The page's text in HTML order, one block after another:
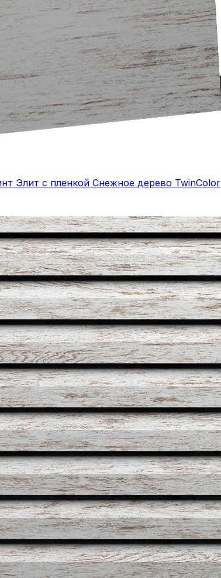
Элит с пленкой Снежное дерево TwinColor